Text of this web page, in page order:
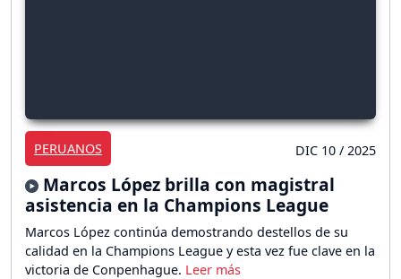
PERUANOS DIC 10 / 2025
Marcos López brilla con magistral
asistencia en la Champions League
Marcos López continúa demostrando destellos de su
calidad en la Champions League y esta vez fue clave en la
victoria de Conpenhague.